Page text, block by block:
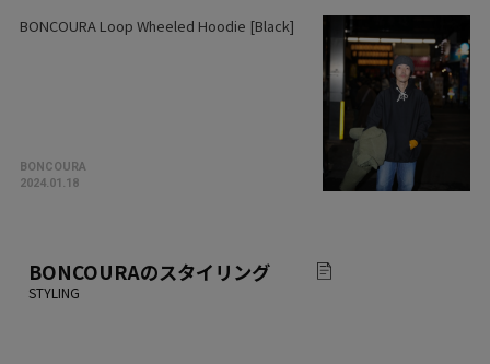
BONCOURA Loop Wheeled Hoodie [Black]
BONCOURA
2024.01.18
BONCOURAのスタイリング